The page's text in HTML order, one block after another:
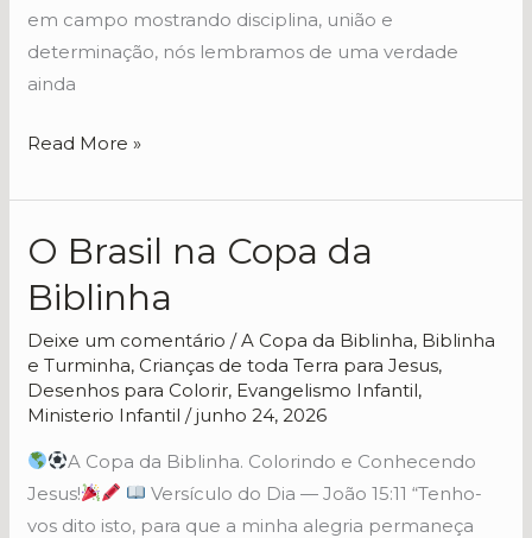
em campo mostrando disciplina, união e
determinação, nós lembramos de uma verdade
ainda
Read More »
O Brasil na Copa da
Biblinha
Deixe um comentário /A Copa da Biblinha, Biblinha
e Turminha, Crianças de toda Terra para Jesus,
Desenhos para Colorir, Evangelismo Infantil,
Ministerio Infantil /junho 24, 2026
A Copa da Biblinha. Colorindo e Conhecendo
Jesus!
Versículo do Dia — João 15:11 “Tenho-
vos dito isto, para que a minha alegria permaneça
O
na
Copa
da
Biblinha